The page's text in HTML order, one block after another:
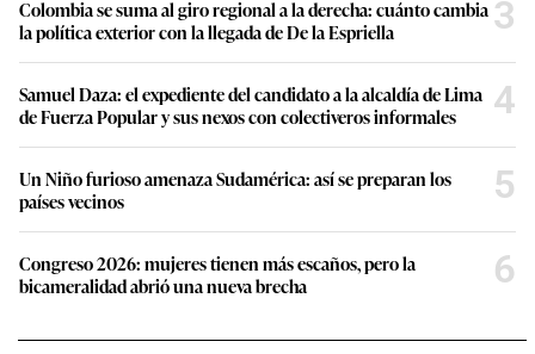
Colombia se suma al giro regional a la derecha: cuánto cambia
la política exterior con la llegada de De la Espriella
3
Samuel Daza: el expediente del candidato a la alcaldía de Lima
de Fuerza Popular y sus nexos con colectiveros informales
4
Un Niño furioso amenaza Sudamérica: así se preparan los
países vecinos
5
Congreso 2026: mujeres tienen más escaños, pero la
bicameralidad abrió una nueva brecha
6